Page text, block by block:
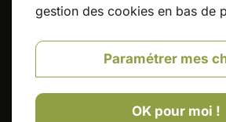
Accueil
Contrôle des nuisibles
Les
Avis
gestion des cookies en bas de
Paramétrer mes
OK pour moi !